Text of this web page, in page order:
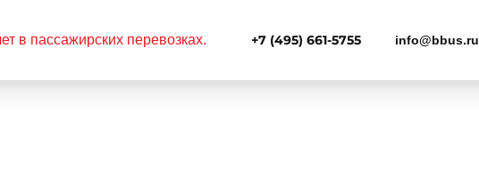
+7 (495) 661-5755 info@bbus.ru